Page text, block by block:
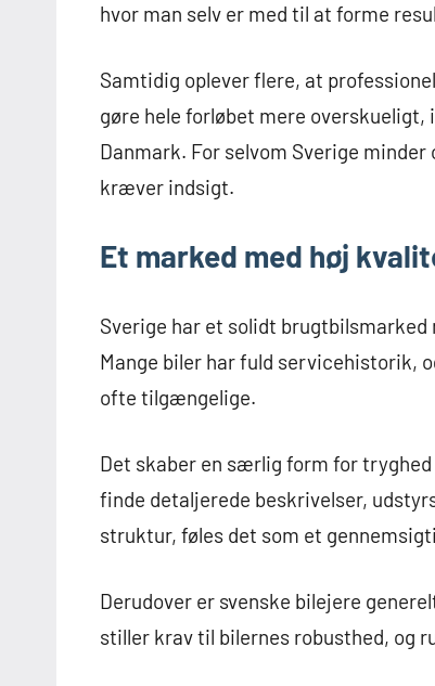
hvor man selv er med til at forme
Samtidig oplever flere, at
gøre hele forløbet mere
Danmark. For selvom Sverige
kræver indsigt.
Et marked med høj
Sverige har et solidt
Mange biler har fuld servicehistorik,
ofte tilgængelige.
Det skaber en særlig form for
finde detaljerede beskrivelser,
struktur, føles det som et
Derudover er svenske bilejere
stiller krav til bilernes robusthed, og